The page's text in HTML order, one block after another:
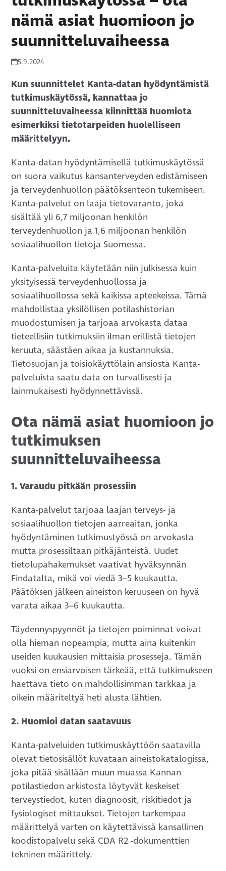
nämä asiat huomioon jo
suunnitteluvaiheessa
5.9.2024
Kun suunnittelet Kanta-datan hyödyntämistä
tutkimuskäytössä, kannattaa jo
suunnitteluvaiheessa kiinnittää huomiota
esimerkiksi tietotarpeiden huolelliseen
määrittelyyn.
Kanta-datan hyödyntämisellä tutkimuskäytössä
on suora vaikutus kansanterveyden edistämiseen
ja terveydenhuollon päätöksenteon tukemiseen.
Kanta-palvelut on laaja tietovaranto, joka
sisältää yli 6,7 miljoonan henkilön
terveydenhuollon ja 1,6 miljoonan henkilön
sosiaalihuollon tietoja Suomessa.
Kanta-palveluita käytetään niin julkisessa kuin
yksityisessä terveydenhuollossa ja
sosiaalihuollossa sekä kaikissa apteekeissa. Tämä
mahdollistaa yksilöllisen potilashistorian
muodostumisen ja tarjoaa arvokasta dataa
tieteellisiin tutkimuksiin ilman erillistä tietojen
keruuta, säästäen aikaa ja kustannuksia.
Tietosuojan ja toisiokäyttölain ansiosta Kanta-
palveluista saatu data on turvallisesti ja
lainmukaisesti hyödynnettävissä.
Ota nämä asiat huomioon jo
tutkimuksen
suunnitteluvaiheessa
1. Varaudu pitkään prosessiin
Kanta-palvelut tarjoaa laajan terveys- ja
sosiaalihuollon tietojen aarreaitan, jonka
hyödyntäminen tutkimustyössä on arvokasta
mutta prosessiltaan pitkäjänteistä. Uudet
tietolupahakemukset vaativat hyväksynnän
Findatalta, mikä voi viedä 3–5 kuukautta.
Päätöksen jälkeen aineiston keruuseen on hyvä
varata aikaa 3–6 kuukautta.
Täydennyspyynnöt ja tietojen poiminnat voivat
olla hieman nopeampia, mutta aina kuitenkin
useiden kuukausien mittaisia prosesseja. Tämän
vuoksi on ensiarvoisen tärkeää, että tutkimukseen
haettava tieto on mahdollisimman tarkkaa ja
oikein määriteltyä heti alusta lähtien.
2. Huomioi datan saatavuus
Kanta-palveluiden tutkimuskäyttöön saatavilla
olevat tietosisällöt kuvataan aineistokatalogissa,
joka pitää sisällään muun muassa Kannan
potilastiedon arkistosta löytyvät keskeiset
terveystiedot, kuten diagnoosit, riskitiedot ja
fysiologiset mittaukset. Tietojen tarkempaa
määrittelyä varten on käytettävissä kansallinen
koodistopalvelu sekä CDA R2 -dokumenttien
tekninen määrittely.